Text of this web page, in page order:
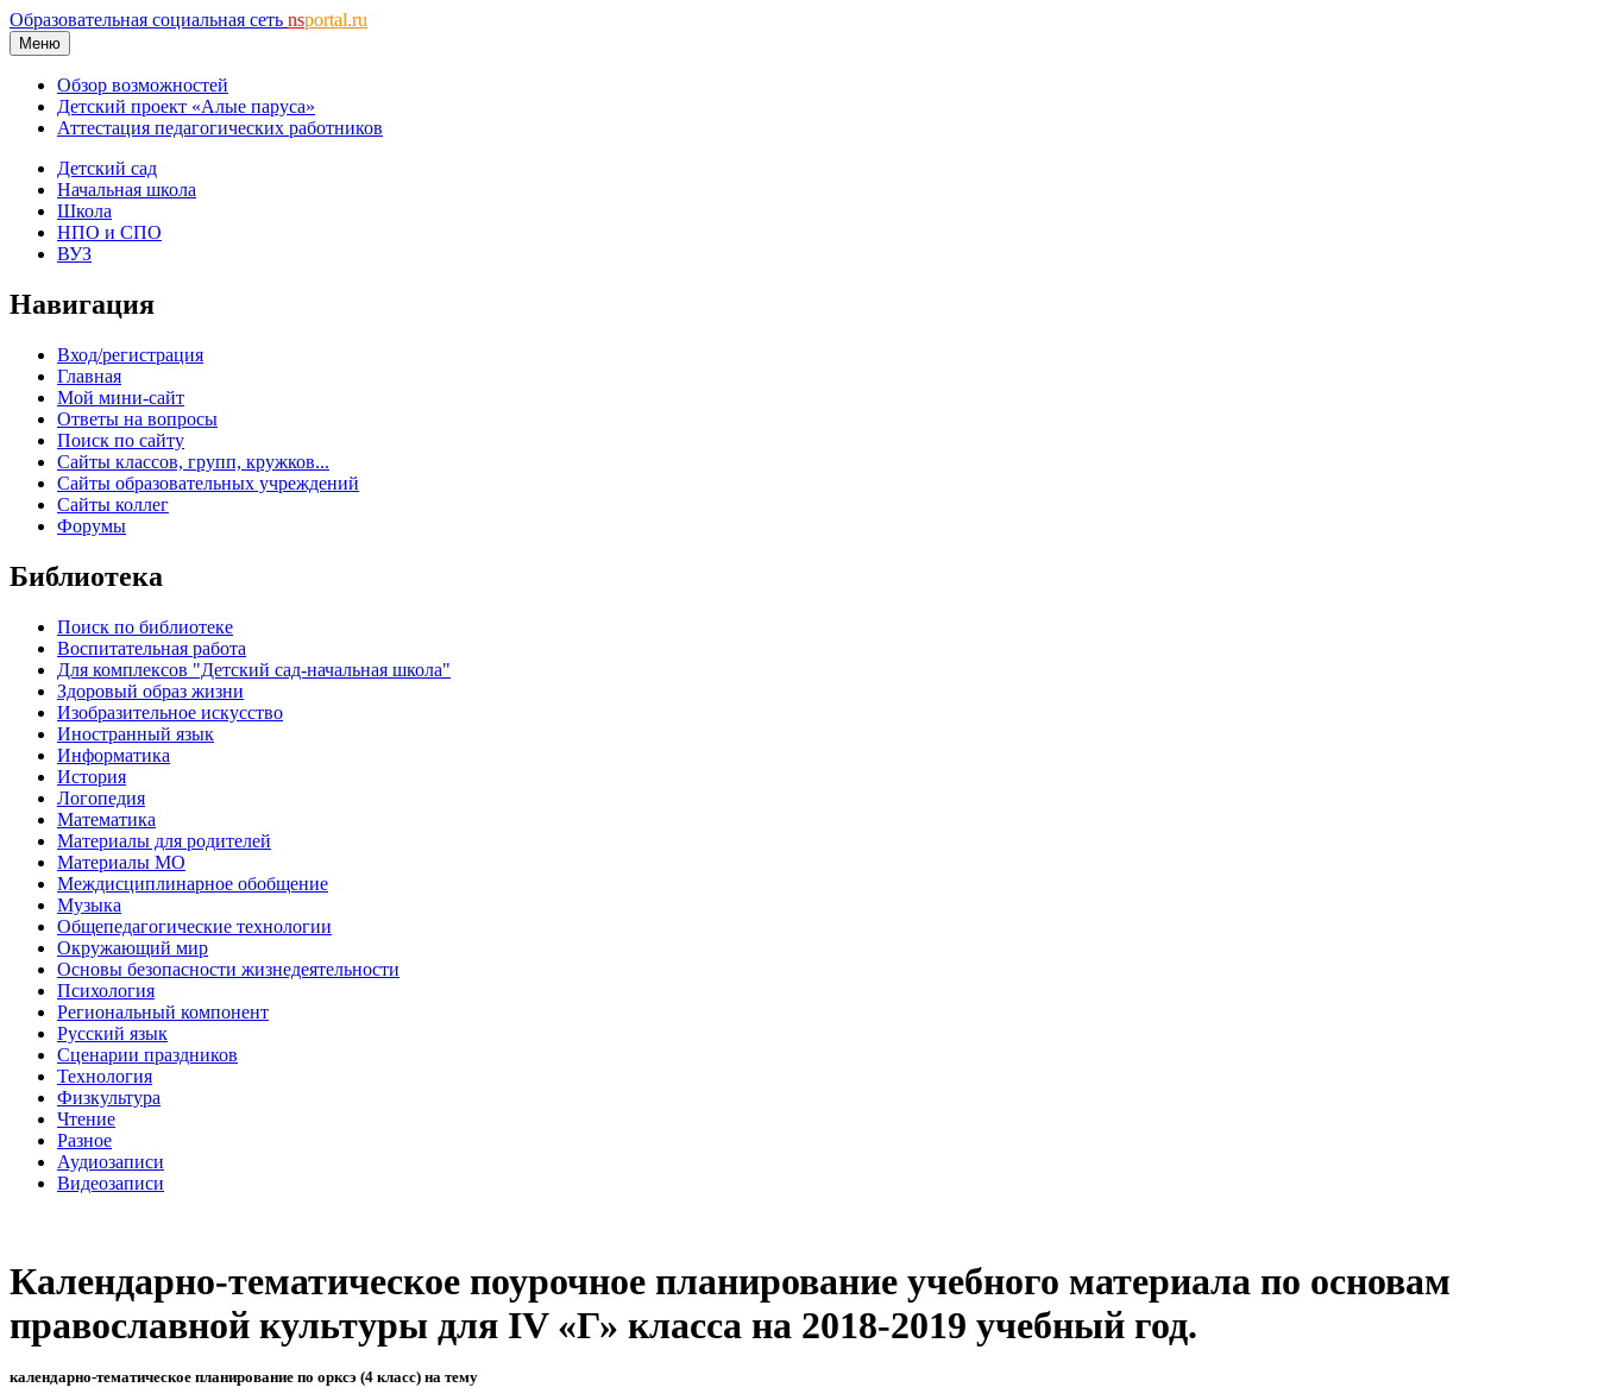
Образовательная социальная сеть nsportal.ru
Меню
Обзор возможностей
Детский проект «Алые паруса»
Аттестация педагогических работников
Детский сад
Начальная школа
Школа
НПО и СПО
ВУЗ
Навигация
Вход/регистрация
Главная
Мой мини-сайт
Ответы на вопросы
Поиск по сайту
Сайты классов, групп, кружков...
Сайты образовательных учреждений
Сайты коллег
Форумы
Библиотека
Поиск по библиотеке
Воспитательная работа
Для комплексов "Детский сад-начальная школа"
Здоровый образ жизни
Изобразительное искусство
Иностранный язык
Информатика
История
Логопедия
Математика
Материалы для родителей
Материалы МО
Междисциплинарное обобщение
Музыка
Общепедагогические технологии
Окружающий мир
Основы безопасности жизнедеятельности
Психология
Региональный компонент
Русский язык
Сценарии праздников
Технология
Физкультура
Чтение
Разное
Аудиозаписи
Видеозаписи
Календарно-тематическое поурочное планирование учебного материала по основам
православной культуры для IV «Г» класса на 2018-2019 учебный год.
календарно-тематическое планирование по орксэ (4 класс) на тему